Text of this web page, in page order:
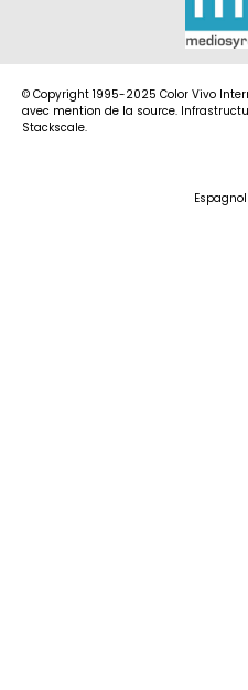
© Copyright 1995-2025 Color Vivo
avec mention de la source.
Stackscale.
Espagnol